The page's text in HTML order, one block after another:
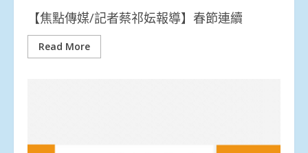
【焦點傳媒/記者蔡祁妘報導】春節連續
Read More